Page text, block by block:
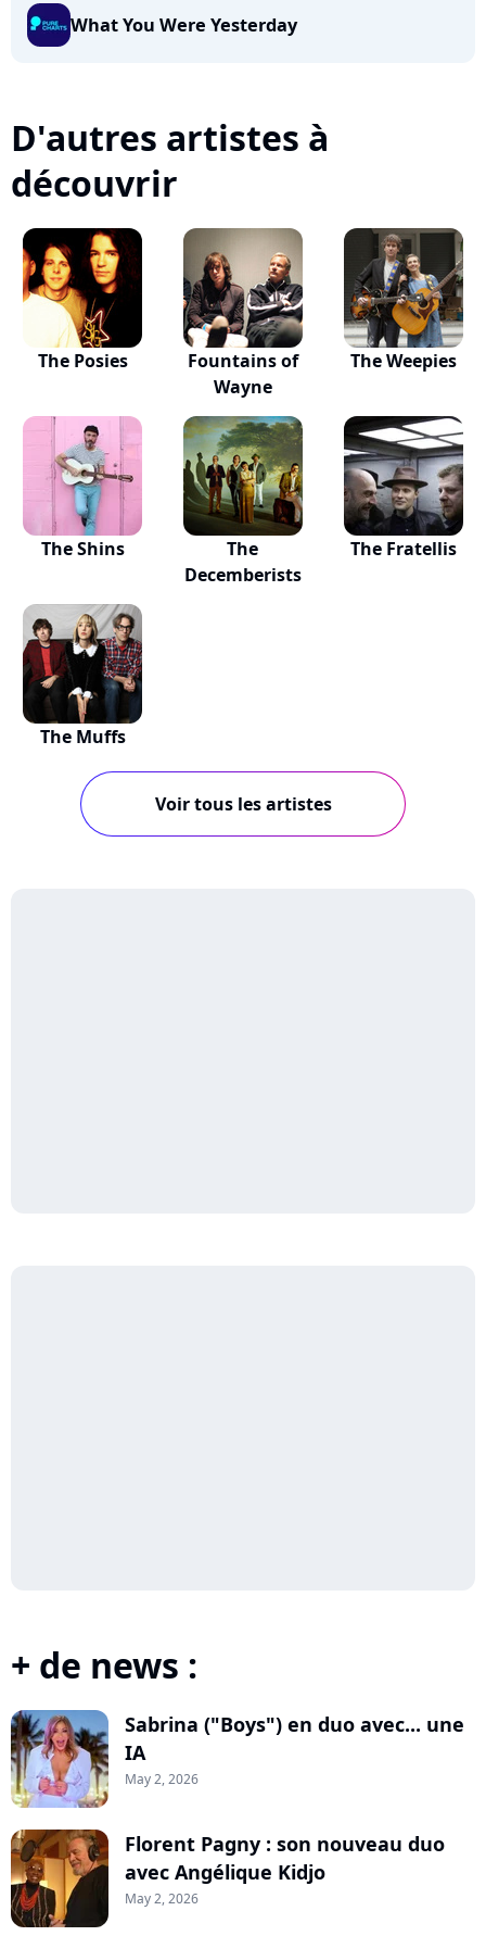
What You Were Yesterday
D'autres artistes à
découvrir
The Posies
Fountains of
Wayne
The Weepies
The Shins
The
Decemberists
The Fratellis
The Muffs
Voir tous les artistes
+ de news :
Sabrina ("Boys") en duo avec... une
IA
May 2, 2026
Florent Pagny : son nouveau duo
avec Angélique Kidjo
May 2, 2026